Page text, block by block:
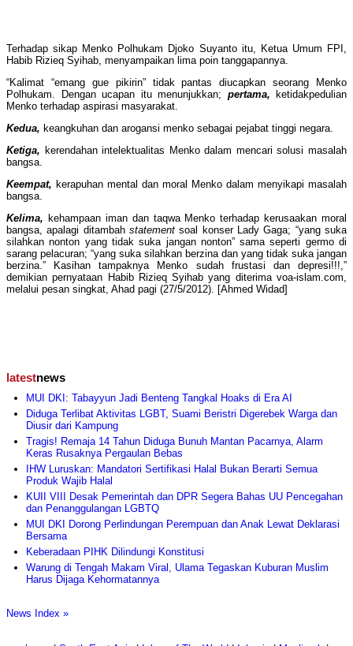
Terhadap sikap Menko Polhukam Djoko Suyanto itu, Ketua Umum FPI,
Habib Rizieq Syihab, menyampaikan lima poin tanggapannya.
“Kalimat “emang gue pikirin” tidak pantas diucapkan seorang Menko
Polhukam. Dengan ucapan itu menunjukkan; pertama,
ketidakpedulian
Menko terhadap aspirasi masyarakat.
Kedua, keangkuhan dan arogansi menko sebagai pejabat tinggi negara.
Ketiga, kerendahan intelektualitas Menko dalam mencari solusi masalah
bangsa.
Keempat, kerapuhan mental dan moral Menko dalam menyikapi masalah
bangsa.
Kelima, kehampaan iman dan taqwa Menko terhadap kerusaakan moral
bangsa, apalagi ditambah statement soal konser Lady Gaga; “yang suka
silahkan nonton yang tidak suka jangan nonton” sama seperti germo di
sarang pelacuran; “yang suka silahkan berzina dan yang tidak suka jangan
berzina.” Kasihan tampaknya Menko sudah frustasi dan depresi!!!,”
demikian pernyataan Habib Rizieq Syihab yang diterima voa-islam.com,
melalui pesan singkat, Ahad pagi (27/5/2012). [Ahmed Widad]
latestnews
MUI DKI: Tabayyun Jadi Benteng Tangkal Hoaks di Era AI
Diduga Terlibat Aktivitas LGBT, Suami Beristri Digerebek Warga dan
Diusir dari Kampung
Tragis! Remaja 14 Tahun Diduga Bunuh Mantan Pacarnya, Alarm
Keras Rusaknya Pergaulan Bebas
IHW Luruskan: Mandatori Sertifikasi Halal Bukan Berarti Semua
Produk Wajib Halal
KUII VIII Desak Pemerintah dan DPR Segera Bahas UU Pencegahan
dan Penanggulangan LGBTQ
MUI DKI Dorong Perlindungan Perempuan dan Anak Lewat Deklarasi
Bersama
Keberadaan PIHK Dilindungi Konstitusi
Warung di Tengah Makam Viral, Ulama Tegaskan Kuburan Muslim
Harus Dijaga Kehormatannya
News Index »